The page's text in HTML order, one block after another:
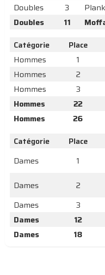
Doubles
3
Doubles
11
Catégorie
Place
Hommes
1
Hommes
2
Hommes
3
Hommes
22
Hommes
26
Catégorie
Place
Dames
1
Dames
2
Dames
3
Dames
12
Dames
18